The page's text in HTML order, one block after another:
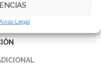
Legal